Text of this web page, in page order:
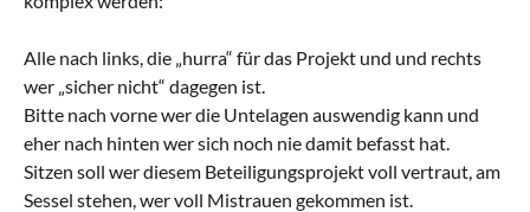
Alle nach links, die „hurra“ für das Projekt und und rechts
wer „sicher nicht“ dagegen ist.
Bitte nach vorne wer die Untelagen auswendig kann und
eher nach hinten wer sich noch nie damit befasst hat.
Sitzen soll wer diesem Beteiligungsprojekt voll vertraut, am
Sessel stehen, wer voll Mistrauen gekommen ist.